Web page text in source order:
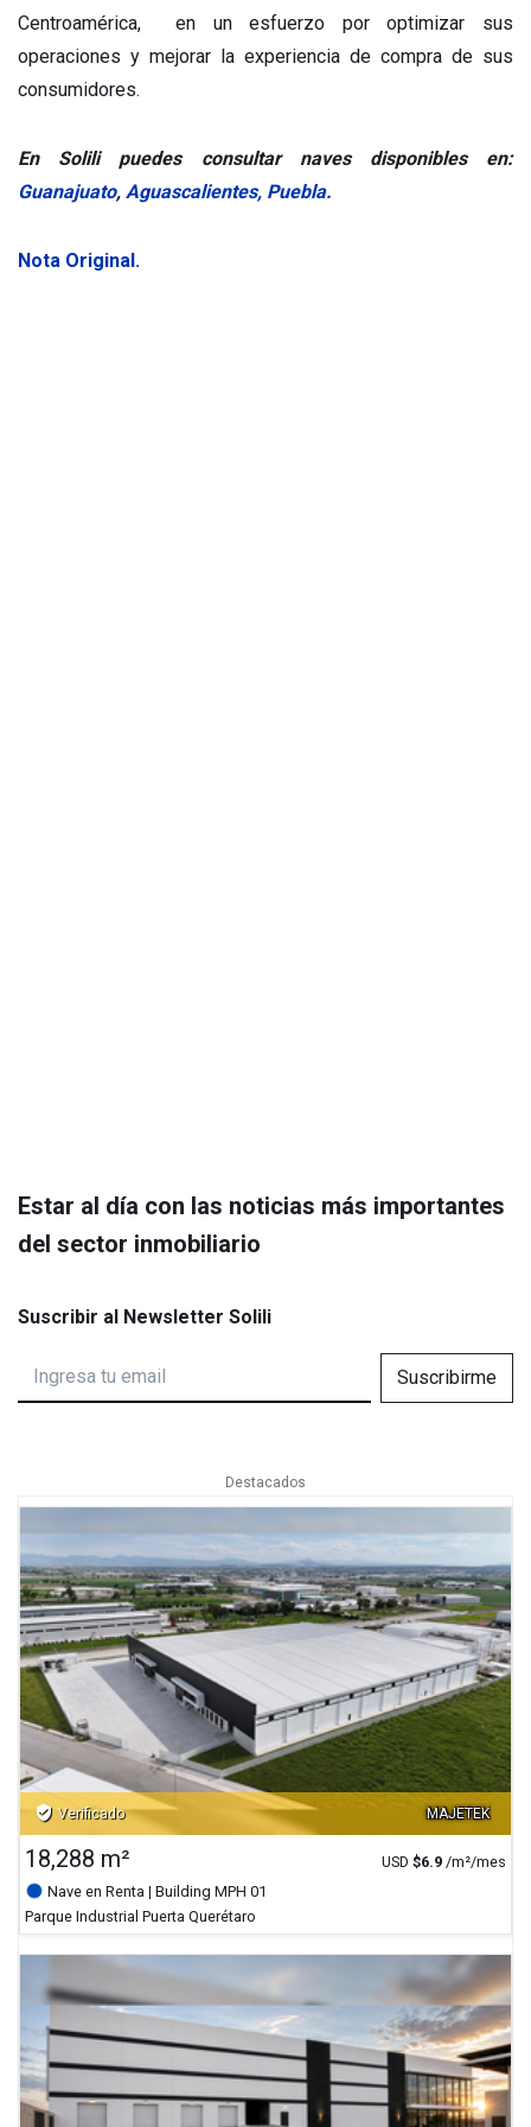
Centroamérica, en un esfuerzo por optimizar sus
operaciones y mejorar la experiencia de compra de sus
consumidores.
En Solili puedes consultar naves disponibles en:
Guanajuato, Aguascalientes, Puebla.
Nota Original.
Estar al día con las noticias más importantes
del sector inmobiliario
Suscribir al Newsletter Solili
Suscribirme
Destacados
MAJETEK
verified_user Verificado
18,288 m² USD $6.9 /m²/mes
Nave en Renta | Building MPH 01
Parque Industrial Puerta Querétaro